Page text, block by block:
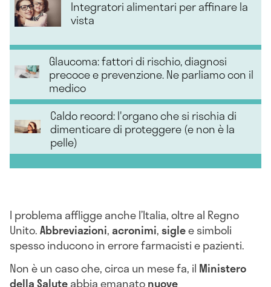
Integratori alimentari per affinare la
vista
Glaucoma: fattori di rischio, diagnosi
precoce e prevenzione. Ne parliamo con il
medico
Caldo record: l'organo che si rischia di
dimenticare di proteggere (e non è la
pelle)
l problema affligge anche l’Italia, oltre al Regno
Unito.Abbreviazioni,acronimi,siglee simboli
spesso inducono in errore farmacisti e pazienti.
Non è un caso che, circa un mese fa, il Ministero
della Saluteabbia emanatonuove